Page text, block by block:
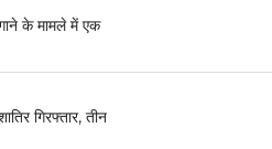
कार्यकाल का पहला बजट किया पेश,